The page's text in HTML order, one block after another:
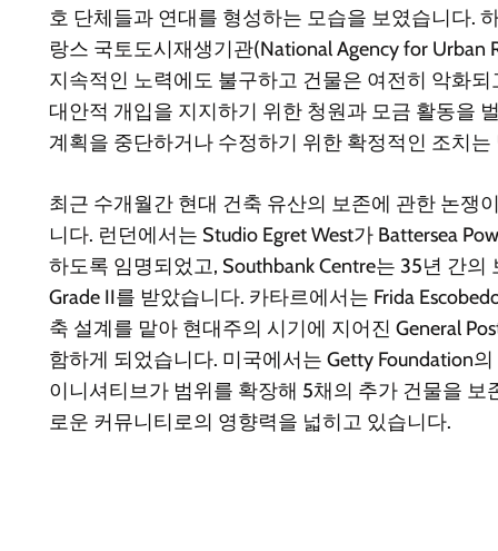
호 단체들과 연대를 형성하는 모습을 보였습니다.
랑스 국토도시재생기관(National Agency for Urban
지속적인 노력에도 불구하고 건물은 여전히 악화
대안적 개입을 지지하기 위한 청원과 모금 활동을
계획을 중단하거나 수정하기 위한 확정적인 조치
최근 수개월간 현대 건축 유산의 보존에 관한 논쟁
니다. 런던에서는 Studio Egret West가 Battersea
하도록 임명되었고, Southbank Centre는 35년 간의
Grade II를 받았습니다. 카타르에서는 Frida
축 설계를 맡아 현대주의 시기에 지어진 General
함하게 되었습니다. 미국에서는 Getty Foundation의
이니셔티브가 범위를 확장해 5채의 추가 건물을 보
로운 커뮤니티로의 영향력을 넓히고 있습니다.